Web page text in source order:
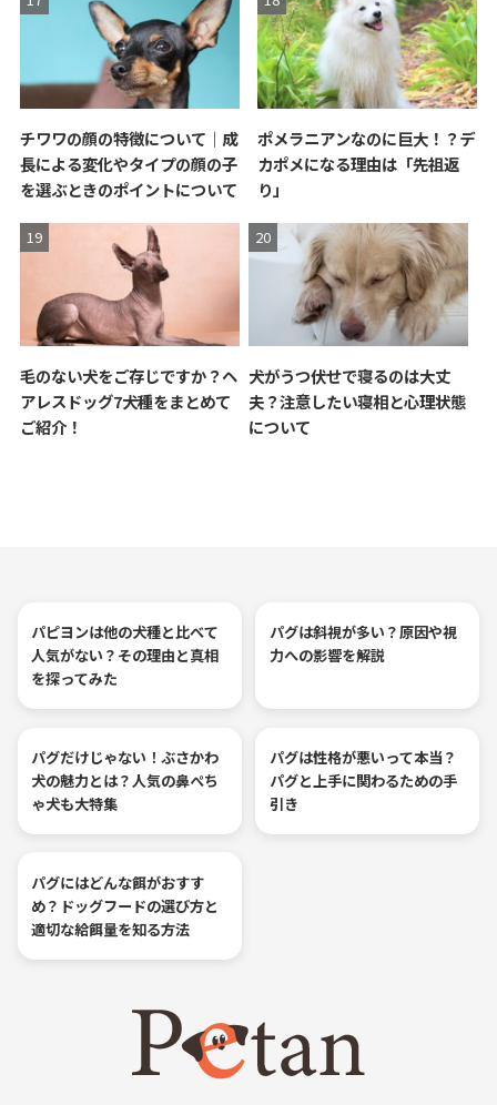
チワワの顔の特徴について｜成
長による変化やタイプの顔の子
を選ぶときのポイントについて
ポメラニアンなのに巨大！？デ
カポメになる理由は「先祖返
り」
毛のない犬をご存じですか？ヘ
アレスドッグ7犬種をまとめて
ご紹介！
犬がうつ伏せで寝るのは大丈
夫？注意したい寝相と心理状態
について
パピヨンは他の犬種と比べて
人気がない？その理由と真相
を探ってみた
パグは斜視が多い？原因や視
力への影響を解説
パグだけじゃない！ぶさかわ
犬の魅力とは？人気の鼻ぺち
ゃ犬も大特集
パグは性格が悪いって本当？
パグと上手に関わるための手
引き
パグにはどんな餌がおすす
め？ドッグフードの選び方と
適切な給餌量を知る方法